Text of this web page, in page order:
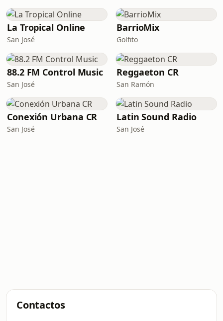
La Tropical Online
San José
BarrioMix
Golfito
88.2 FM Control Music
San José
Reggaeton CR
San Ramón
Conexión Urbana CR
San José
Latin Sound Radio
San José
Contactos